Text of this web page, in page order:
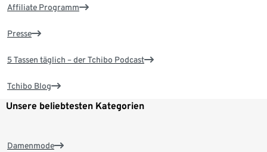
Affiliate Programm
Presse
5 Tassen täglich – der Tchibo Podcast
Tchibo Blog
Unsere beliebtesten Kategorien
Damenmode